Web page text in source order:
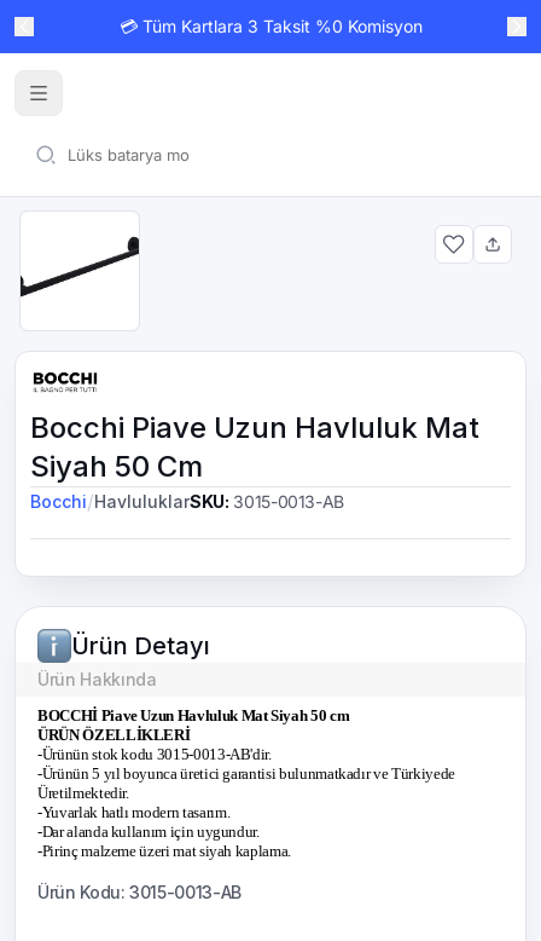
💳 Tüm Kartlara 3 Taksit %0 Komisyon
Bocchi Piave Uzun Havluluk Mat
Siyah 50 Cm
Bocchi/HavluluklarSKU: 3015-0013-AB
Ürün Detayı
Ürün Hakkında
BOCCHİ Piave Uzun Havluluk Mat Siyah 50 cm
ÜRÜN ÖZELLİKLERİ
-Ürünün stok kodu 3015-0013-AB'dir.
-Ürünün 5 yıl boyunca üretici garantisi bulunmatkadır ve Türkiyede
Üretilmektedir.
-Yuvarlak hatlı modern tasarım.
-Dar alanda kullanım için uygundur.
-Pirinç malzeme üzeri mat siyah kaplama.
Ürün Kodu: 3015-0013-AB